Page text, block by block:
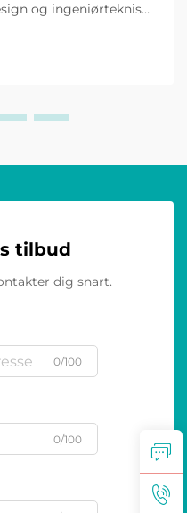
og ingeniørtekniske
Langt mindre
tilbud
dig snart.
0/100
0/100